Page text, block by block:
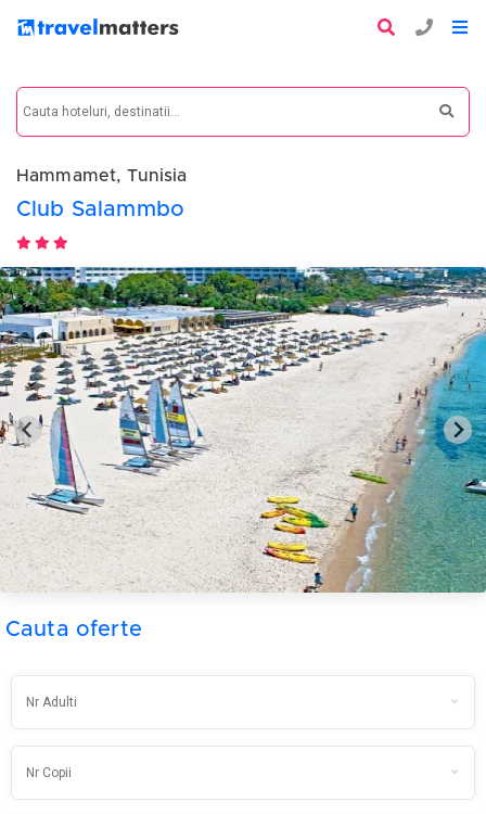
Hammamet, Tunisia
Club Salammbo
Cauta oferte